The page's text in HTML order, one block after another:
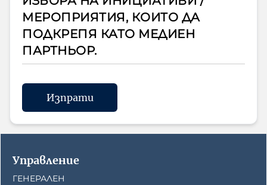
МЕРОПРИЯТИЯ, КОИТО ДА
ПОДКРЕПЯ КАТО МЕДИЕН
ПАРТНЬОР.
Изпрати
Управление
ГЕНЕРАЛЕН